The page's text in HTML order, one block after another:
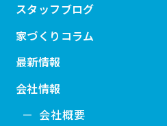
スタッフブログ
家づくりコラム
最新情報
会社情報
会社概要